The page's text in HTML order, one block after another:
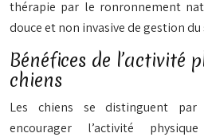
thérapie par le ronronnement
douce et non invasive de gestion
Bénéfices de l’activité
chiens
Les chiens se distinguent
encourager l’activité